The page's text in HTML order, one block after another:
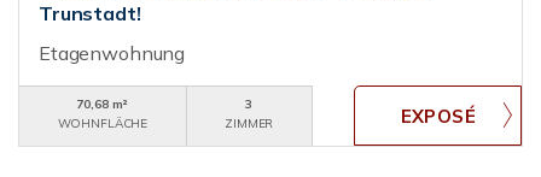
Trunstadt!
Etagenwohnung
70,68 m²
WOHNFLÄCHE
3
ZIMMER